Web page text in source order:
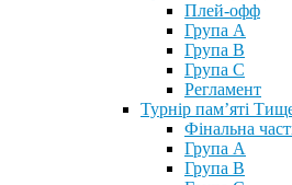
Плей-офф
Група А
Група В
Група С
Регламент
Турнір пам’яті
Фінальна
Група А
Група В